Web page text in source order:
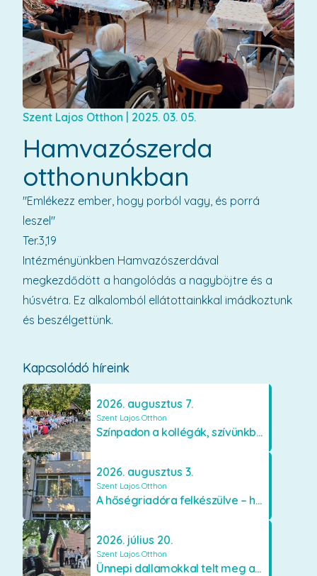
Kapcsolódó híreink
2026. augusztus 7.
Szent Lajos Otthon
Színpadon a kollégák, szívünkben a lakók
2026. augusztus 3.
Szent Lajos Otthon
A hőségriadóra felkészülve – hűsítő fejlesztések a Szent Lajos Otthonban
2026. július 20.
Szent Lajos Otthon
Ünnepi dallamokkal telt meg a Szent Lajos Otthon
Szent Lajos Otthon | 2025. 03. 05.
Hamvazószerda
otthonunkban
"Emlékezz ember, hogy porból vagy, és porrá
leszel"
Ter.3,19
Intézményünkben Hamvazószerdával
megkezdődött a hangolódás a nagyböjtre és a
húsvétra. Ez alkalomból ellátottainkkal imádkoztunk
és beszélgettünk.